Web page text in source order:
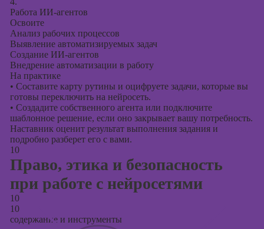
Работа ИИ-агентов
Освоите
Анализ рабочих процессов
Выявление автоматизируемых задач
Создание ИИ-агентов
Внедрение автоматизации в работу
На практике
• Составите карту рутины и оцифруете задачи, которые вы
готовы переключить на нейросеть.
• Создадите собственного агента или подключите
шаблонное решение, если оно закрывает вашу потребность.
Наставник оценит результат выполнения задания и
подробно разберет его с вами.
10
Право, этика и безопасность
при работе с нейросетями
10
10
содержание и инструменты